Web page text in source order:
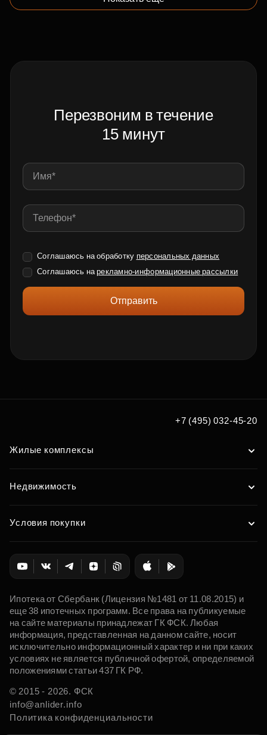
Перезвоним в течение
15 минут
Соглашаюсь на обработку персональных данных
Соглашаюсь нарекламно-информационные рассылки
Отправить
+7 (495) 032-45-20
Жилые комплексы
Недвижимость
Условия покупки
Ипотека от Сбербанк (Лицензия №1481 от 11.08.2015) и
еще 38 ипотечных программ. Все права на публикуемые
на сайте материалы принадлежат ГК ФСК. Любая
информация, представленная на данном сайте, носит
исключительно информационный характер и ни при каких
условиях не является публичной офертой, определяемой
положениями статьи 437 ГК РФ.
© 2015 - 2026. ФСК
info@anlider.info
Политика конфиденциальности